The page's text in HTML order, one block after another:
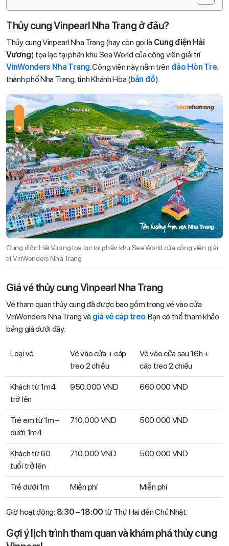
Thủy cung Vinpearl Nha Trang ở đâu?
Thủy cung Vinpearl Nha Trang (hay còn gọi là Cung điện Hải
Vương) tọa lạc tại phân khu Sea World của công viên giải trí
VinWonders Nha Trang . Công viên này nằm trên đảo Hòn Tre,
thành phố Nha Trang, tỉnh Khánh Hòa (bản đồ).
Cung điện Hải Vương tọa lạc tại phân khu Sea World của công viên giải
trí VinWonders Nha Trang
Giá vé thủy cung Vinpearl Nha Trang
Vé tham quan thủy cung đã được bao gồm trong vé vào cửa
VinWonders Nha Trang và giá vé cáp treo . Bạn có thể tham khảo
bảng giá dưới đây:
Loại vé
Vé vào cửa + cáp
treo 2 chiều
Vé vào cửa sau 16h +
cáp treo 2 chiều
Khách từ 1m4
trở lên
950.000 VND 660.000 VND
Trẻ em từ 1m –
dưới 1m4
710.000 VND 500.000 VND
Khách từ 60
tuổi trở lên
710.000 VND 500.000 VND
Trẻ dưới 1m Miễn phí Miễn phí
Giờ hoạt động: 8:30–18:00 từ Thứ Hai đến Chủ Nhật.
Gợi ý lịch trình tham quan và khám phá thủy cung